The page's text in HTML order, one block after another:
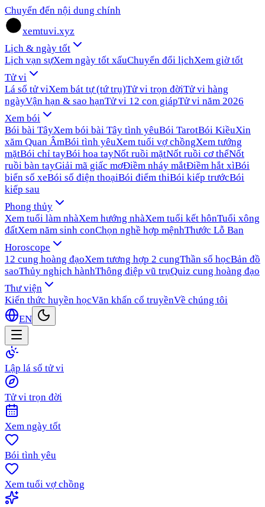
Chuyển đến nội dung chính
xemtuvi.xyz
Lịch & ngày tốt
Lịch vạn sựXem ngày tốt xấuChuyển đổi lịchXem giờ tốt
Tử vi
Lá số tử viXem bát tự (tứ trụ)Tử vi trọn đờiTử vi hàng
ngàyVận hạn & sao hạnTử vi 12 con giápTử vi năm 2026
Xem bói
Bói bài TâyXem bói bài Tây tình yêuBói TarotBói KiềuXin
xăm Quan ÂmBói tình yêuXem tuổi vợ chồngXem tướng
mặtBói chỉ tayBói hoa tayNốt ruồi mặtNốt ruồi cơ thểNốt
ruồi bàn tayGiải mã giấc mơĐiềm nháy mắtĐiềm hắt xìBói
biển số xeBói số điện thoạiBói điểm thiBói kiếp trướcBói
kiếp sau
Phong thủy
Xem tuổi làm nhàXem hướng nhàXem tuổi kết hônTuổi xông
đấtXem năm sinh conChọn nghề hợp mệnhThước Lỗ Ban
Horoscope
12 cung hoàng đạoXem tương hợp 2 cungThần số họcBản đồ
saoThủy nghịch hànhThông điệp vũ trụQuiz cung hoàng đạo
Thư viện
Kiến thức huyền họcVăn khấn cổ truyềnVề chúng tôi
EN
Lập lá số tử vi
Tử vi trọn đời
Xem ngày tốt
Bói tình yêu
Xem tuổi vợ chồng